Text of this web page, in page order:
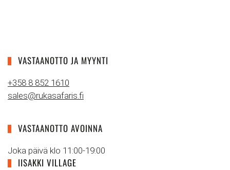
VASTAANOTTO JA MYYNTI
+358 8 852 1610
sales@rukasafaris.fi
VASTAANOTTO AVOINNA
Joka päivä klo 11:00-19:00
IISAKKI VILLAGE